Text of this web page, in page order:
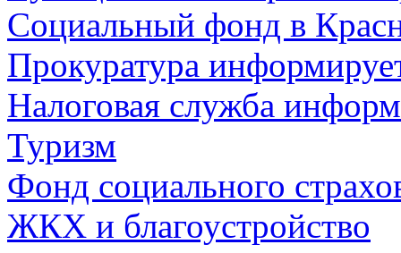
Социальный фонд в
Прокуратура
Налоговая служба
Туризм
Фонд социального
ЖКХ и благоустройство